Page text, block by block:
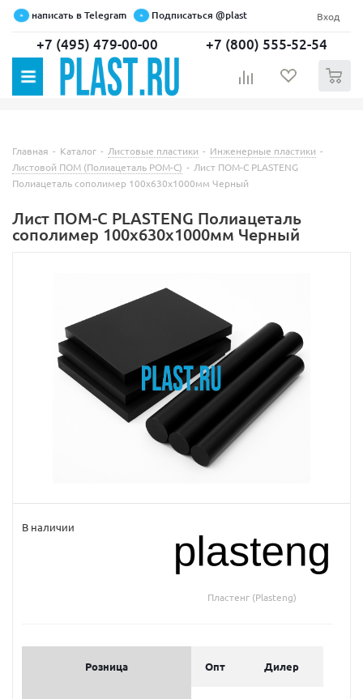
написать в Telegram Подписаться @plast Вход
+7 (495) 479-00-00 +7 (800) 555-52-54
Главная - Каталог - Листовые пластики - Инженерные пластики -
Листовой ПОМ (Полиацеталь POM-C) - Лист ПОМ-С PLASTENG
Полиацеталь сополимер 100х630х1000мм Черный
Лист ПОМ-С PLASTENG Полиацеталь
сополимер 100х630х1000мм Черный
В наличии
Пластенг (Plasteng)
Розница Опт Дилер